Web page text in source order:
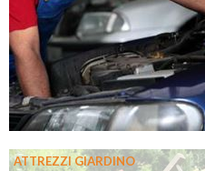
ATTREZZI GIARDINO